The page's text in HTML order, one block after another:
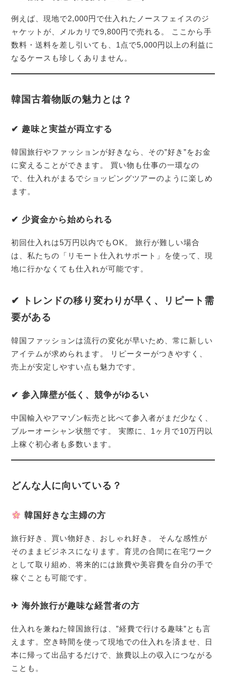
例えば、現地で2,000円で仕入れたノースフェイスのジ
ャケットが、メルカリで9,800円で売れる。 ここから手
数料・送料を差し引いても、1点で5,000円以上の利益に
なるケースも珍しくありません。
韓国古着物販の魅力とは？
✔ 趣味と実益が両立する
韓国旅行やファッションが好きなら、その”好き”をお金
に変えることができます。 買い物も仕事の一環なの
で、仕入れがまるでショッピングツアーのように楽しめ
ます。
✔ 少資金から始められる
初回仕入れは5万円以内でもOK。 旅行が難しい場合
は、私たちの「リモート仕入れサポート」を使って、現
地に行かなくても仕入れが可能です。
✔ トレンドの移り変わりが早く、リピート需
要がある
韓国ファッションは流行の変化が早いため、常に新しい
アイテムが求められます。 リピーターがつきやすく、
売上が安定しやすい点も魅力です。
✔ 参入障壁が低く、競争がゆるい
中国輸入やアマゾン転売と比べて参入者がまだ少なく、
ブルーオーシャン状態です。 実際に、1ヶ月で10万円以
上稼ぐ初心者も多数います。
どんな人に向いている？
韓国好きな主婦の方
旅行好き、買い物好き、おしゃれ好き。 そんな感性が
そのままビジネスになります。育児の合間に在宅ワーク
として取り組め、将来的には旅費や美容費を自分の手で
稼ぐことも可能です。
✈ 海外旅行が趣味な経営者の方
仕入れを兼ねた韓国旅行は、”経費で行ける趣味”とも言
えます。空き時間を使って現地での仕入れを済ませ、日
本に帰って出品するだけで、旅費以上の収入につながる
ことも。